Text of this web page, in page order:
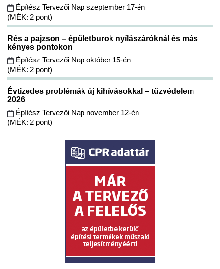
Építész Tervezői Nap szeptember 17-én
(MÉK: 2 pont)
Rés a pajzson – épületburok nyílászáróknál és más
kényes pontokon
Építész Tervezői Nap október 15-én
(MÉK: 2 pont)
Évtizedes problémák új kihívásokkal – tűzvédelem
2026
Építész Tervezői Nap november 12-én
(MÉK: 2 pont)